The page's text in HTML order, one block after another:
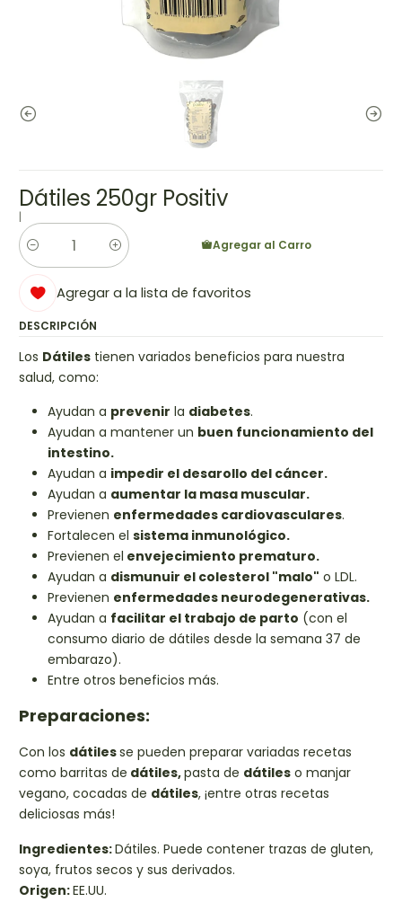
Dátiles 250gr Positiv
|
Cantidad
Agregar al Carro
Agregar a la lista de favoritos
DESCRIPCIÓN
Los Dátiles tienen variados beneficios para nuestra
salud, como:
Ayudan a prevenir la diabetes.
Ayudan a mantener un buen funcionamiento del
intestino.
Ayudan a impedir el desarollo del cáncer.
Ayudan a aumentar la masa muscular.
Previenen enfermedades cardiovasculares.
Fortalecen el sistema inmunológico.
Previenen el envejecimiento prematuro.
Ayudan a dismunuir el colesterol "malo" o LDL.
Previenen enfermedades neurodegenerativas.
Ayudan a facilitar el trabajo de parto (con el
consumo diario de dátiles desde la semana 37 de
embarazo).
Entre otros beneficios más.
Preparaciones:
Con los dátilesse pueden preparar variadas recetas
como barritas de dátiles,pasta de dátiles o manjar
vegano, cocadas de dátiles, ¡entre otras recetas
deliciosas más!
Ingredientes:Dátiles. Puede contener trazas de gluten,
soya, frutos secos y sus derivados.
Origen:EE.UU.